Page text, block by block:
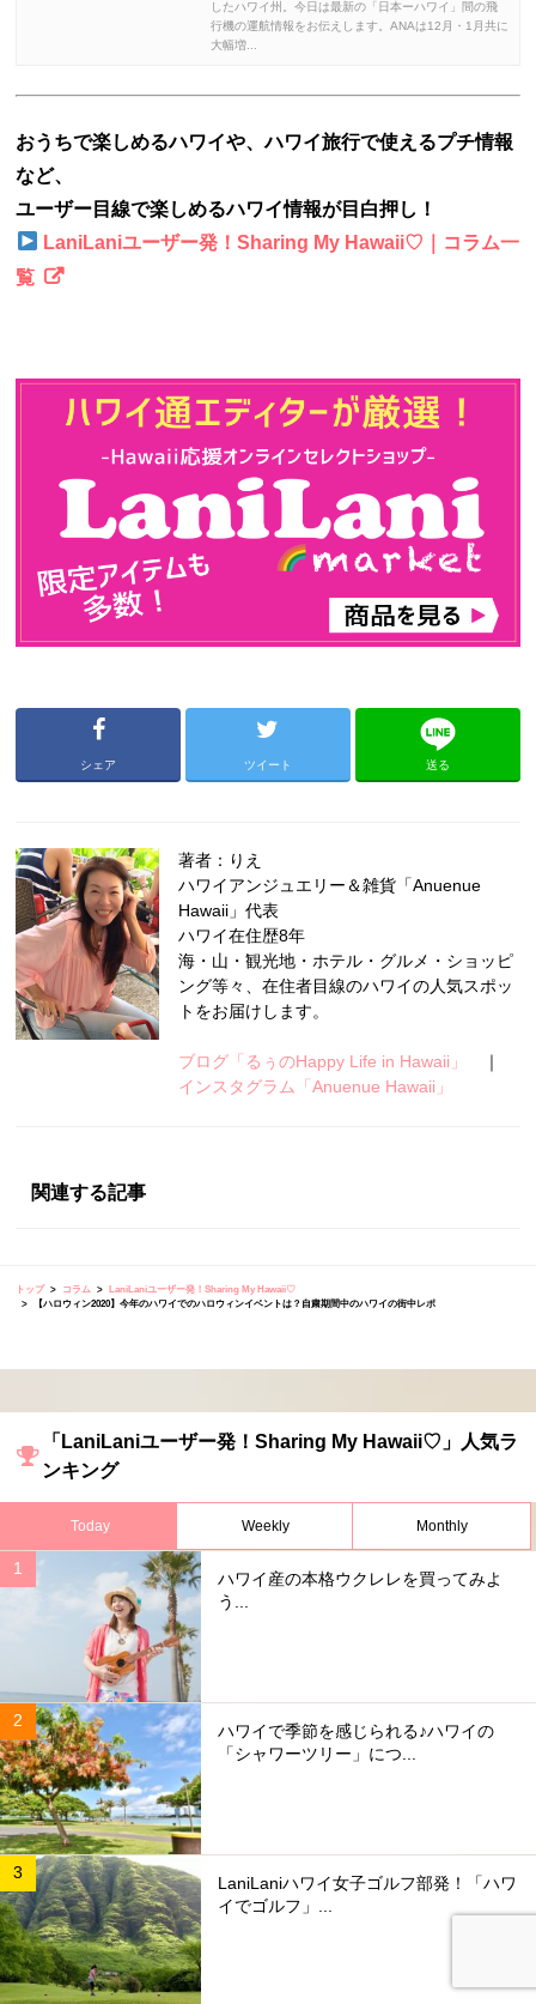
したハワイ州。今日は最新の「日本ーハワイ」間の飛
行機の運航情報をお伝えします。ANAは12月・1月共に
大幅増...
おうちで楽しめるハワイや、ハワイ旅行で使えるプチ情報
など、
ユーザー目線で楽しめるハワイ情報が目白押し！
LaniLaniユーザー発！Sharing My Hawaii♡｜コラム一
覧
シェア ツイート 送る
著者：りえ
ハワイアンジュエリー＆雑貨「Anuenue
Hawaii」代表
ハワイ在住歴8年
海・山・観光地・ホテル・グルメ・ショッピ
ング等々、在住者目線のハワイの人気スポッ
トをお届けします。
ブログ「るぅのHappy Life in Hawaii」
｜
インスタグラム「Anuenue Hawaii」
関連する記事
トップ コラム
LaniLaniユーザー発！Sharing My Hawaii♡
【ハロウィン2020】今年のハワイでのハロウィンイベントは？自粛期間中のハワイの街中レポ
「LaniLaniユーザー発！Sharing My Hawaii♡」人気ラ
ンキング
Today Weekly Monthly
ハワイ産の本格ウクレレを買ってみよ
う...
ハワイで季節を感じられる♪ハワイの
「シャワーツリー」につ...
LaniLaniハワイ女子ゴルフ部発！「ハワ
イでゴルフ」...